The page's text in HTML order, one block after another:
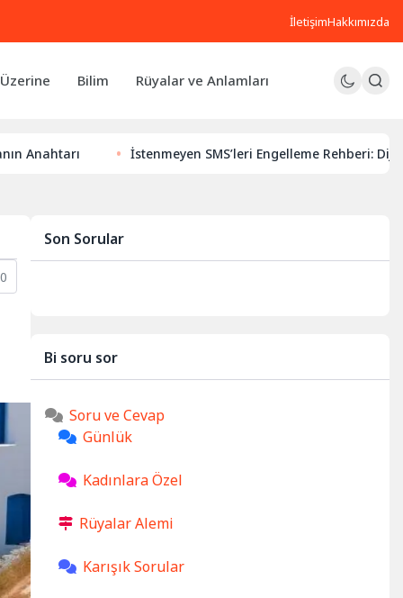
İletişimHakkımızda
Bilim Rüyalar ve Anlamları
İstenmeyen SMS’leri Engelleme Rehberi: Dijital
0
Son Sorular
Bi soru sor
Soru ve Cevap
Günlük
Kadınlara Özel
Rüyalar Alemi
Karışık Sorular